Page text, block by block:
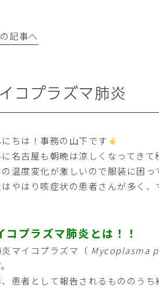
記事へ
コプラズマ肺炎
にちは！事務の山下です
名古屋も朝晩は涼しくなってき
の温度変化が激しいので服装に困っ
やはり咳症状の患者さんが多く、
コプラズマ肺炎とは！！
炎マイコプラズマ（ Mycoplasma
患者として報告されるもののう